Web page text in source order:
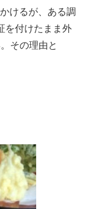
けるが、ある調
を付けたまま外
その理由と